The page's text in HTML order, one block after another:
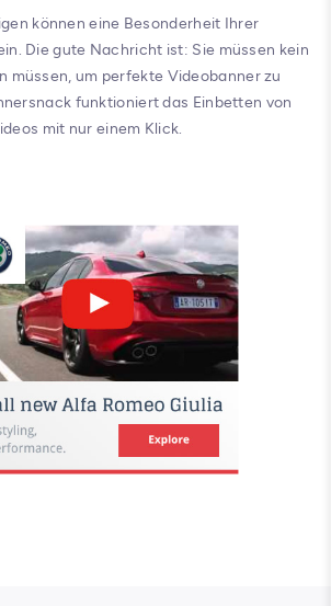
können eine Besonderheit Ihrer
Die gute Nachricht ist: Sie müssen kein
müssen, um perfekte Videobanner zu
funktioniert das Einbetten von
mit nur einem Klick.